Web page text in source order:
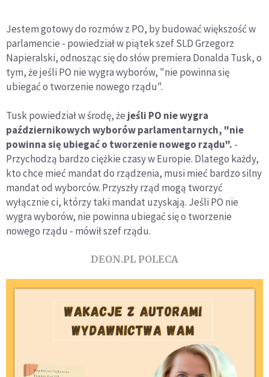
Jestem gotowy do rozmów z PO, by budować większość w
parlamencie - powiedział w piątek szef SLD Grzegorz
Napieralski, odnosząc się do słów premiera Donalda Tusk, o
tym, że jeśli PO nie wygra wyborów, "nie powinna się
ubiegać o tworzenie nowego rządu".
Tusk powiedział w środę, że jeśli PO nie wygra
październikowych wyborów parlamentarnych, "nie
powinna się ubiegać o tworzenie nowego rządu". -
Przychodzą bardzo ciężkie czasy w Europie. Dlatego każdy,
kto chce mieć mandat do rządzenia, musi mieć bardzo silny
mandat od wyborców. Przyszły rząd mogą tworzyć
wyłącznie ci, którzy taki mandat uzyskają. Jeśli PO nie
wygra wyborów, nie powinna ubiegać się o tworzenie
nowego rządu - mówił szef rządu.
DEON.PL POLECA